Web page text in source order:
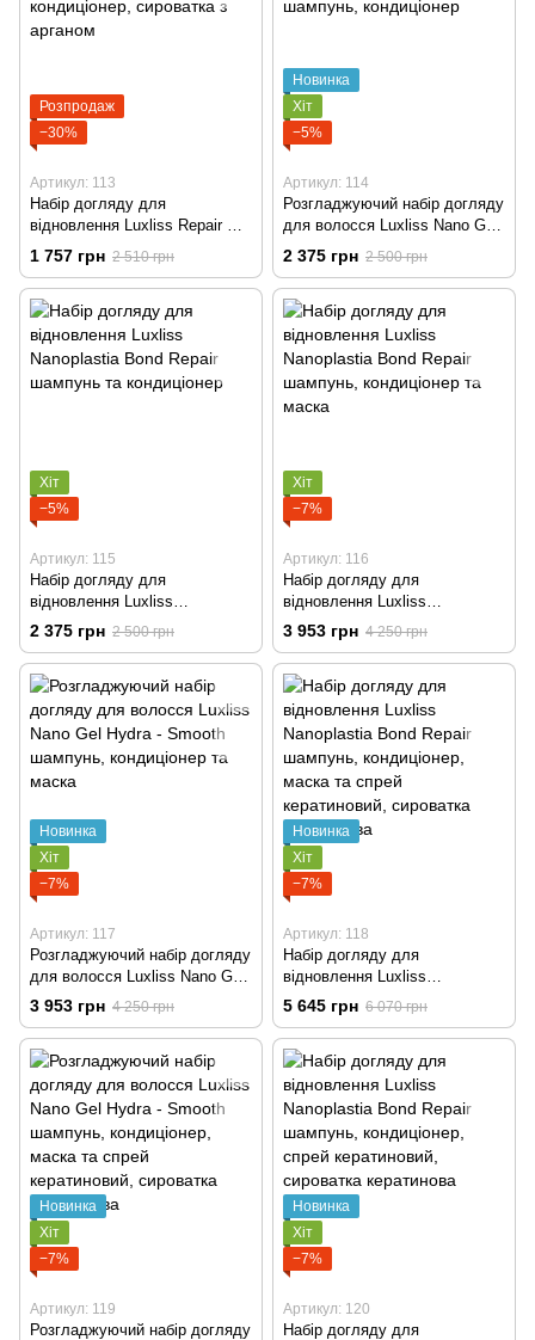
Розпродаж
−30%
Артикул: 113
Набір догляду для
відновлення Luxliss Repair &
Restore шампунь та
кондиціонер, сироватка з
арганом
1 757 грн 2 510 грн
Новинка
Хіт
−5%
Артикул: 114
Розгладжуючий набір догляду
для волосся Luxliss Nano Gel
Hydra - Smooth шампунь,
кондиціонер
2 375 грн 2 500 грн
Хіт
−5%
Артикул: 115
Набір догляду для
відновлення Luxliss
Nanoplastia Bond Repair
шампунь та кондиціонер
2 375 грн 2 500 грн
Хіт
−7%
Артикул: 116
Набір догляду для
відновлення Luxliss
Nanoplastia Bond Repair
шампунь, кондиціонер та
маска
3 953 грн 4 250 грн
Новинка
Хіт
−7%
Артикул: 117
Розгладжуючий набір догляду
для волосся Luxliss Nano Gel
Hydra - Smooth шампунь,
кондиціонер та маска
3 953 грн 4 250 грн
Новинка
Хіт
−7%
Артикул: 118
Набір догляду для
відновлення Luxliss
Nanoplastia Bond Repair
шампунь, кондиціонер, маска
та спрей кератиновий,
сироватка кератинова
5 645 грн 6 070 грн
Новинка
Хіт
−7%
Артикул: 119
Розгладжуючий набір догляду
Новинка
Хіт
−7%
Артикул: 120
Набір догляду для